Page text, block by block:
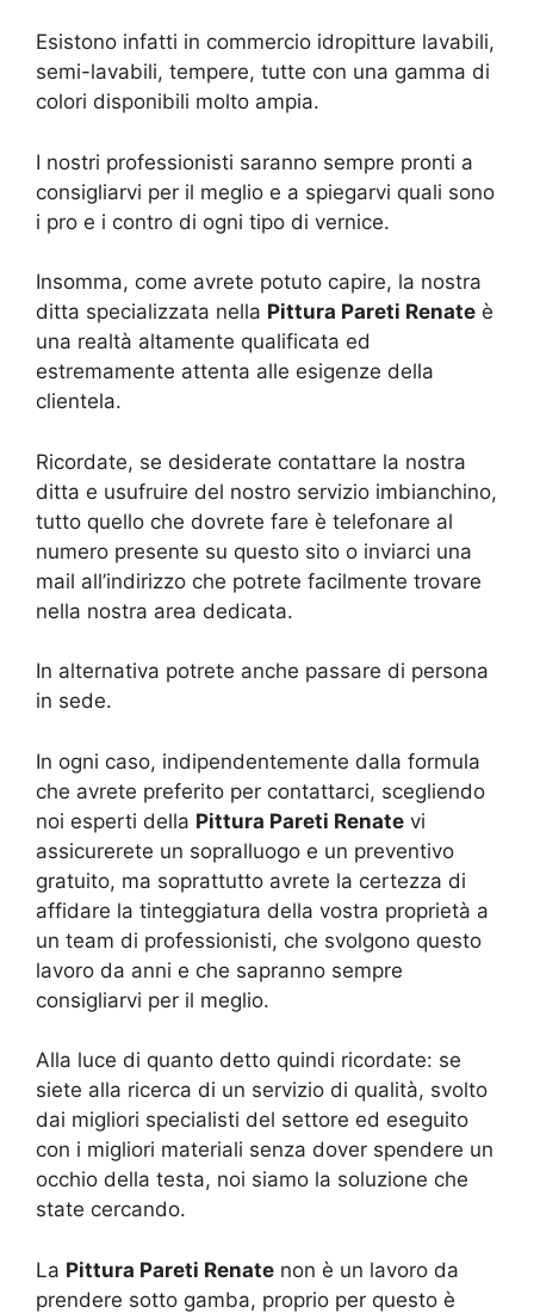
Esistono infatti in commercio idropitture lavabili,
semi-lavabili, tempere, tutte con una gamma di
colori disponibili molto ampia.
I nostri professionisti saranno sempre pronti a
consigliarvi per il meglio e a spiegarvi quali sono
i pro e i contro di ogni tipo di vernice.
Insomma, come avrete potuto capire, la nostra
ditta specializzata nella Pittura Pareti Renate è
una realtà altamente qualificata ed
estremamente attenta alle esigenze della
clientela.
Ricordate, se desiderate contattare la nostra
ditta e usufruire del nostro servizio imbianchino,
tutto quello che dovrete fare è telefonare al
numero presente su questo sito o inviarci una
mail all’indirizzo che potrete facilmente trovare
nella nostra area dedicata.
In alternativa potrete anche passare di persona
in sede.
In ogni caso, indipendentemente dalla formula
che avrete preferito per contattarci, scegliendo
noi esperti della Pittura Pareti Renate vi
assicurerete un sopralluogo e un preventivo
gratuito, ma soprattutto avrete la certezza di
affidare la tinteggiatura della vostra proprietà a
un team di professionisti, che svolgono questo
lavoro da anni e che sapranno sempre
consigliarvi per il meglio.
Alla luce di quanto detto quindi ricordate: se
siete alla ricerca di un servizio di qualità, svolto
dai migliori specialisti del settore ed eseguito
con i migliori materiali senza dover spendere un
occhio della testa, noi siamo la soluzione che
state cercando.
La Pittura Pareti Renate non è un lavoro da
prendere sotto gamba, proprio per questo è